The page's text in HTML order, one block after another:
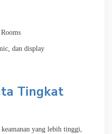
dan display
Tingkat
yang lebih tinggi,